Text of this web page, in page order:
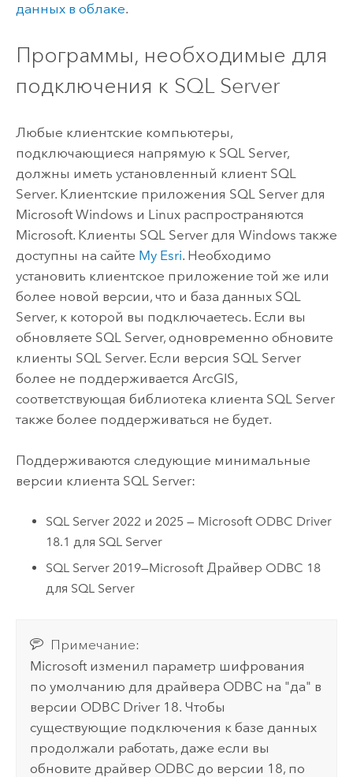
данных в облаке.
Программы, необходимые для
подключения к SQL Server
Любые клиентские компьютеры,
подключающиеся напрямую к SQL Server,
должны иметь установленный клиент SQL
Server. Клиентские приложения SQL Serverдля
Microsoft Windows и Linuxраспространяются
Microsoft. Клиенты SQL Serverдля Windows также
доступны на сайте My Esri. Необходимо
установить клиентское приложение той же или
более новой версии, что и база данных SQL
Server, к которой вы подключаетесь. Если вы
обновляете SQL Server, одновременно обновите
клиенты SQL Server. Если версия SQL Server
более не поддерживается ArcGIS,
соответствующая библиотека клиента SQL Server
также более поддерживаться не будет.
Поддерживаются следующие минимальные
версии клиента SQL Server:
SQL Server 2022 и 2025 — Microsoft ODBC Driver
18.1 для SQL Server
SQL Server 2019—Microsoft Драйвер ODBC 18
для SQL Server
Примечание:
Microsoft изменил параметр шифрования
по умолчанию для драйвера ODBC на "да" в
версии ODBC Driver 18. Чтобы
существующие подключения к базе данных
продолжали работать, даже если вы
обновите драйвер ODBC до версии 18, по